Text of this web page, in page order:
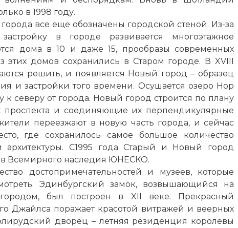
в 1998 году.
все еще обозначены городской стеной. Из-за
в городе развивается многоэтажное
дома в 10 и даже 15, прообразы современных
этих домов сохранились в Старом городе. В XVIII
решить, и появляется Новый город – образец
и застройки того времени. Осушается озеро Нор
северу от города. Новый город строится по плану
проспекта и соединяющие их перпендикулярные
переезжают в новую часть города, и сейчас
где сохранилось самое большое количество
архитектуры. С1995 года Старый и Новый город
Всемирного наследия ЮНЕСКО.
достопримечательностей и музеев, которые
Эдинбургский замок, возвышающийся на
был построен в XII веке. Прекрасный
Джайлса поражает красотой витражей и веерных
дворец – летняя резиденция королевы